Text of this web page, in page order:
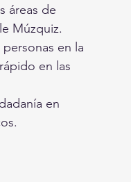
áreas de
Múzquiz.
en la
en las
en